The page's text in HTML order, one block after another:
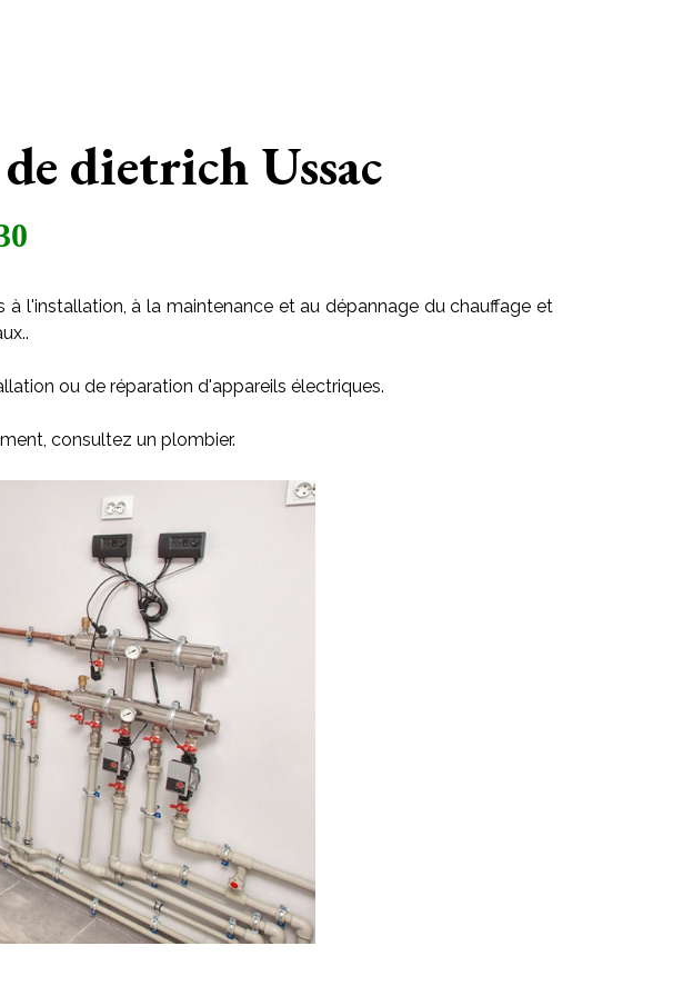
dietrich Ussac
l'installation, à la maintenance et au dépannage du chauffage et
ou de réparation d'appareils électriques.
consultez un plombier.